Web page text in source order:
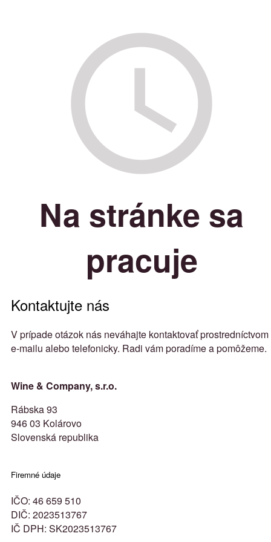
Na stránke sa
pracuje
Kontaktujte nás
V prípade otázok nás neváhajte kontaktovať prostredníctvom
e-mailu alebo telefonicky. Radi vám poradíme a pomôžeme.
Wine & Company, s.r.o.
Rábska 93
946 03 Kolárovo
Slovenská republika
Firemné údaje
IČO: 46 659 510
DIČ: 2023513767
IČ DPH: SK2023513767